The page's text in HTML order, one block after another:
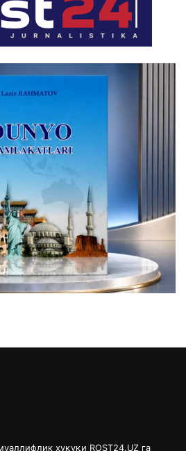
ҳуқуқи ROST24.UZ га